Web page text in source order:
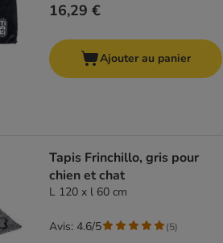
16,29 €
Ajouter au panier
Tapis Frinchillo, gris pour
chien et chat
L 120 x l 60 cm
Avis: 4.6/5 (5)